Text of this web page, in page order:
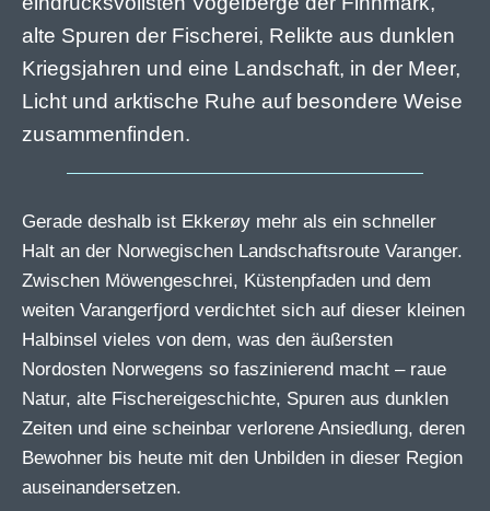
alte Spuren der Fischerei, Relikte aus dunklen
Kriegsjahren und eine Landschaft, in der Meer,
Licht und arktische Ruhe auf besondere Weise
zusammenfinden.
Gerade deshalb ist Ekkerøy mehr als ein schneller
Halt an der Norwegischen Landschaftsroute Varanger.
Zwischen Möwengeschrei, Küstenpfaden und dem
weiten Varangerfjord verdichtet sich auf dieser kleinen
Halbinsel vieles von dem, was den äußersten
Nordosten Norwegens so faszinierend macht – raue
Natur, alte Fischereigeschichte, Spuren aus dunklen
Zeiten und eine scheinbar verlorene Ansiedlung, deren
Bewohner bis heute mit den Unbilden in dieser Region
auseinandersetzen.